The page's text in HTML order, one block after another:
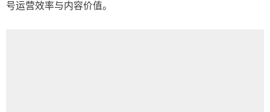
号运营效率与内容价值。